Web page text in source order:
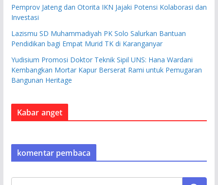
Pemprov Jateng dan Otorita IKN Jajaki Potensi Kolaborasi dan
Investasi
Lazismu SD Muhammadiyah PK Solo Salurkan Bantuan
Pendidikan bagi Empat Murid TK di Karanganyar
Yudisium Promosi Doktor Teknik Sipil UNS: Hana Wardani
Kembangkan Mortar Kapur Berserat Rami untuk Pemugaran
Bangunan Heritage
Kabar anget
komentar pembaca